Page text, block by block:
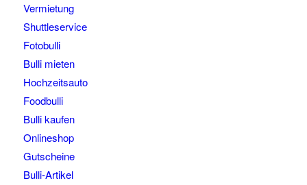
Vermietung
Shuttleservice
Fotobulli
Bulli mieten
Hochzeitsauto
Foodbulli
Bulli kaufen
Onlineshop
Gutscheine
Bulli-Artikel